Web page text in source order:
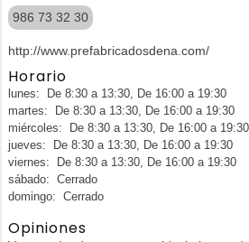
986 73 32 30
http://www.prefabricadosdena.com/
Horario
lunes: De 8:30 a 13:30, De 16:00 a 19:30
martes: De 8:30 a 13:30, De 16:00 a 19:30
miércoles: De 8:30 a 13:30, De 16:00 a 19:30
jueves: De 8:30 a 13:30, De 16:00 a 19:30
viernes: De 8:30 a 13:30, De 16:00 a 19:30
sábado: Cerrado
domingo: Cerrado
Opiniones